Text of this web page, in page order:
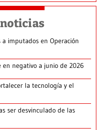
imputados en Operación
negativo a junio de 2026
la tecnología y el
ser desvinculado de las